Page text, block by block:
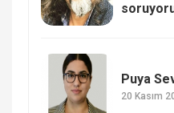
Puya
20 Kasım